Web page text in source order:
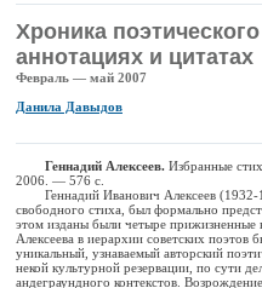
Хроника
аннотациях и цитатах
Февраль — май 2007
Данила Давыдов
Геннадий Алексеев. Избранные
2006. — 576 с.
Геннадий Иванович Алексеев (1932-
свободного стиха, был формально
этом изданы были четыре прижизненные
Алексеева в иерархии советских поэтов
уникальный, узнаваемый авторский
некой культурной резервации, по сути
андеграундного контекстов.